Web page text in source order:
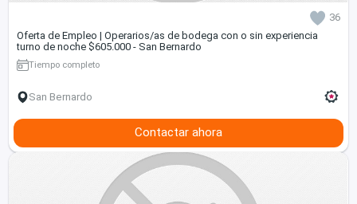
36
Oferta de Empleo | Operarios/as de bodega con o sin experiencia
turno de noche $605.000 - San Bernardo
Tiempo completo
San Bernardo
Contactar ahora